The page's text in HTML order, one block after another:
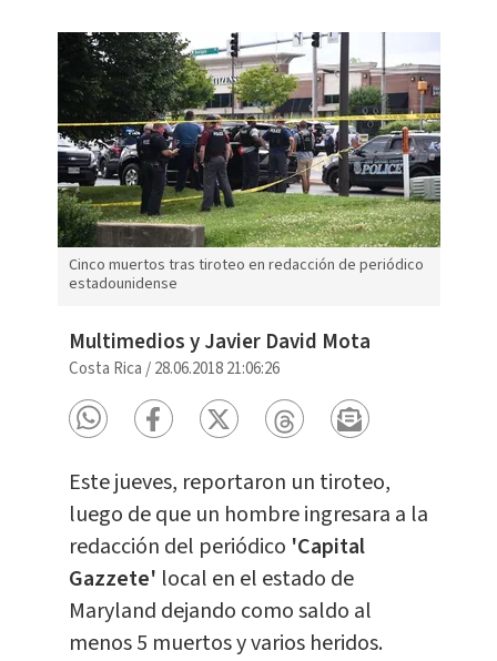
Cinco muertos tras tiroteo en redacción de periódico
estadounidense
Multimedios y Javier David Mota
Costa Rica /28.06.2018 21:06:26
Este jueves, reportaron un tiroteo,
luego de que un hombre ingresara a la
redacción del periódico 'Capital
Gazzete' local en el estado de
Maryland dejando como saldo al
menos 5 muertos y varios heridos.